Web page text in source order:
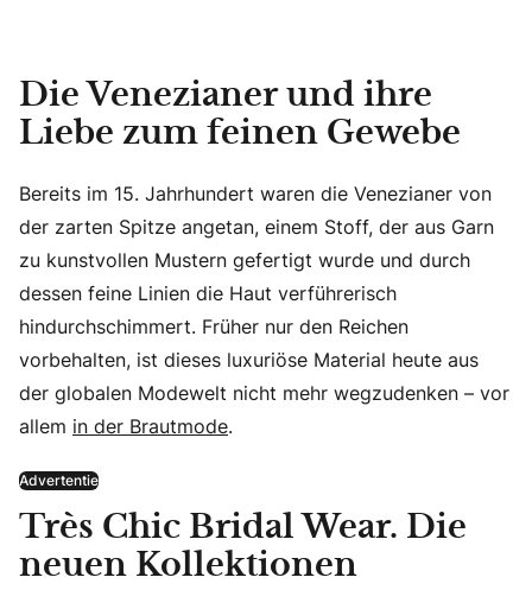
Die Venezianer und ihre
Liebe zum feinen Gewebe
Bereits im 15. Jahrhundert waren die Venezianer von
der zarten Spitze angetan, einem Stoff, der aus Garn
zu kunstvollen Mustern gefertigt wurde und durch
dessen feine Linien die Haut verführerisch
hindurchschimmert. Früher nur den Reichen
vorbehalten, ist dieses luxuriöse Material heute aus
der globalen Modewelt nicht mehr wegzudenken – vor
allem in der Brautmode.
Advertentie
Très Chic Bridal Wear. Die
neuen Kollektionen